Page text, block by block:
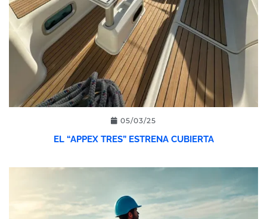
05/03/25
EL “APPEX TRES” ESTRENA CUBIERTA